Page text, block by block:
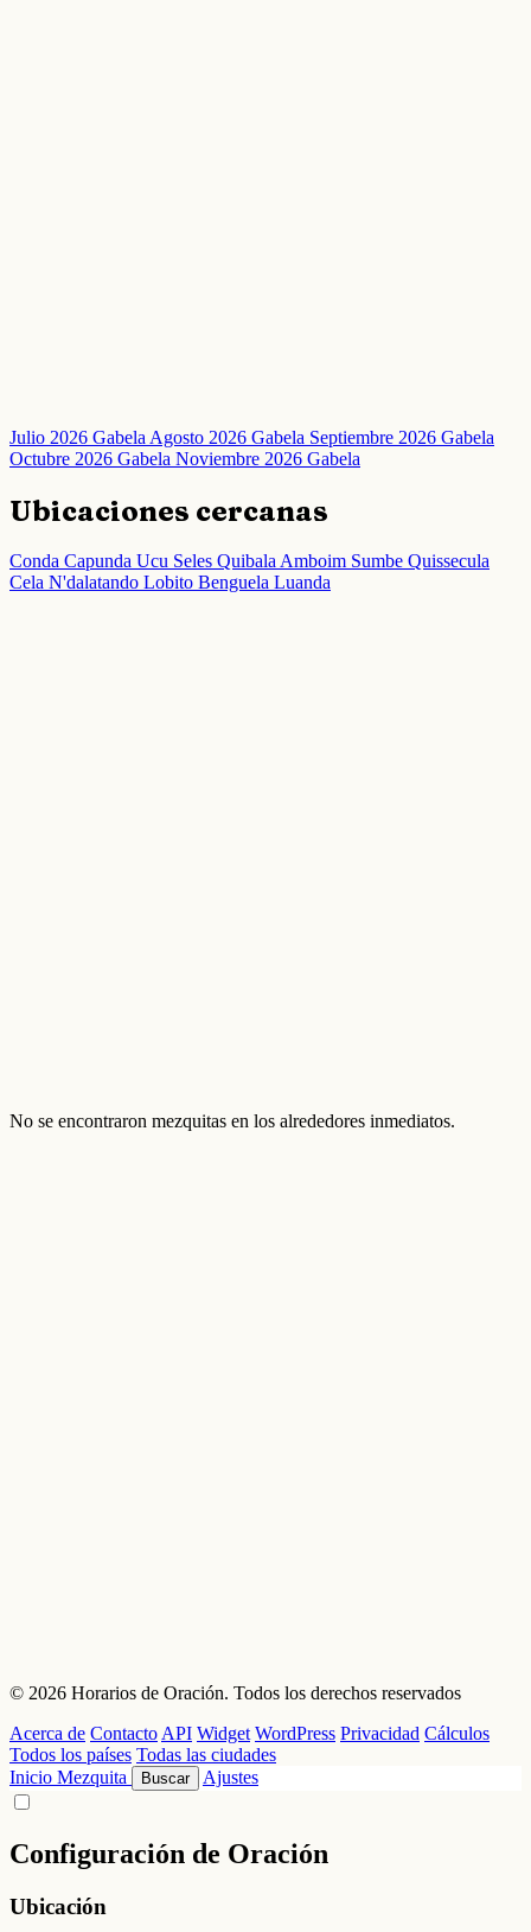
Julio 2026 Gabela Agosto 2026 Gabela Septiembre 2026 Gabela
Octubre 2026 Gabela Noviembre 2026 Gabela
Ubicaciones cercanas
Conda Capunda Ucu Seles QuibalaAmboim Sumbe Quissecula
Cela N'dalatando Lobito Benguela Luanda
No se encontraron mezquitas en los alrededores inmediatos.
© 2026 Horarios de Oración. Todos los derechos reservados
Acerca de ContactoAPI Widget WordPress Privacidad Cálculos
Todos los países Todas las ciudades
Inicio Mezquita Buscar Ajustes
Configuración de Oración
Ubicación